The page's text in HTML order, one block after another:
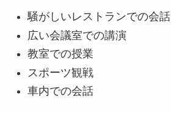
騒がしいレストランでの会話
広い会議室での講演
教室での授業
スポーツ観戦
車内での会話